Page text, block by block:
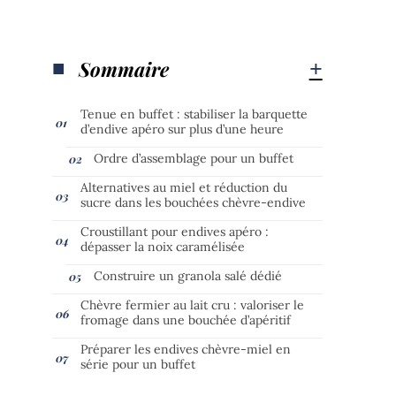
Sommaire
Tenue en buffet : stabiliser la barquette
d’endive apéro sur plus d’une heure
Ordre d’assemblage pour un buffet
Alternatives au miel et réduction du
sucre dans les bouchées chèvre-endive
Croustillant pour endives apéro :
dépasser la noix caramélisée
Construire un granola salé dédié
Chèvre fermier au lait cru : valoriser le
fromage dans une bouchée d’apéritif
Préparer les endives chèvre-miel en
série pour un buffet